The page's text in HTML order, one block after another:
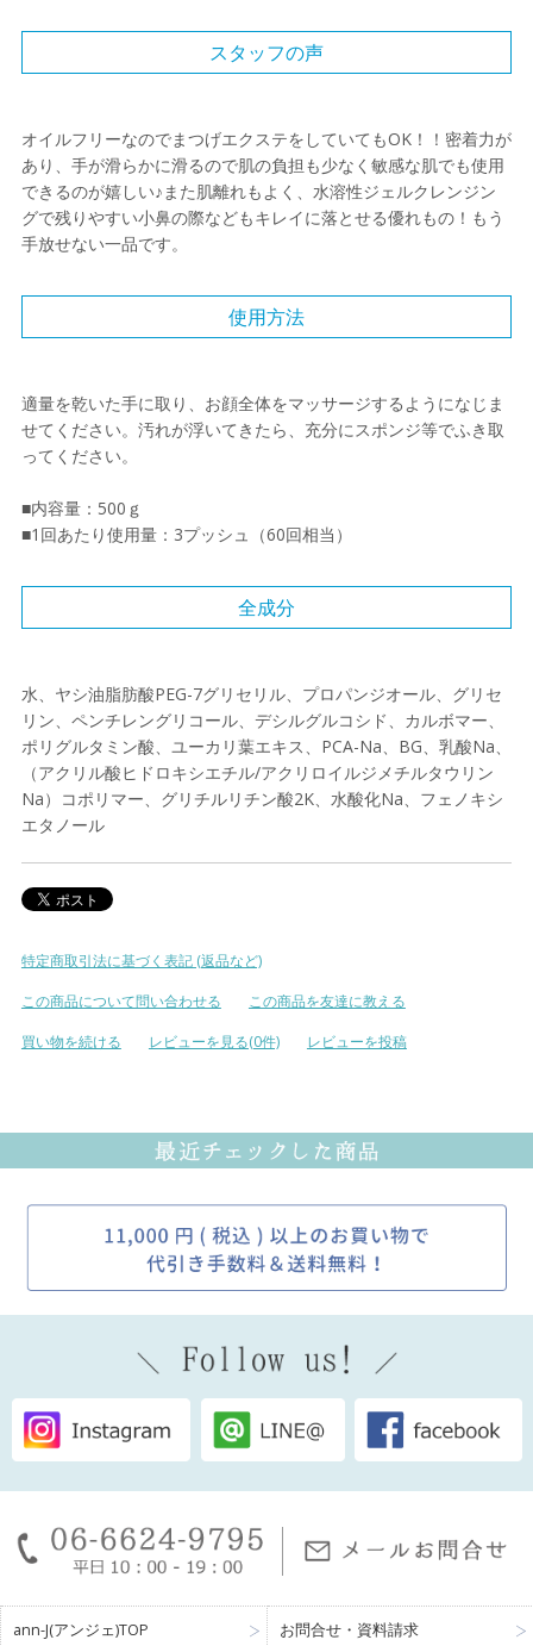
スタッフの声
オイルフリーなのでまつげエクステをしていてもOK！！密着力が
あり、手が滑らかに滑るので肌の負担も少なく敏感な肌でも使用
できるのが嬉しい♪また肌離れもよく、水溶性ジェルクレンジン
グで残りやすい小鼻の際などもキレイに落とせる優れもの！もう
手放せない一品です。
使用方法
適量を乾いた手に取り、お顔全体をマッサージするようになじま
せてください。汚れが浮いてきたら、充分にスポンジ等でふき取
ってください。
■内容量：500ｇ
■1回あたり使用量：3プッシュ（60回相当）
全成分
水、ヤシ油脂肪酸PEG-7グリセリル、プロパンジオール、グリセ
リン、ペンチレングリコール、デシルグルコシド、カルボマー、
ポリグルタミン酸、ユーカリ葉エキス、PCA-Na、BG、乳酸Na、
（アクリル酸ヒドロキシエチル/アクリロイルジメチルタウリン
Na）コポリマー、グリチルリチン酸2K、水酸化Na、フェノキシ
エタノール
特定商取引法に基づく表記 (返品など)
この商品について問い合わせる
この商品を友達に教える
買い物を続ける
レビューを見る(0件) レビューを投稿
ann-J(アンジェ)TOP お問合せ・資料請求